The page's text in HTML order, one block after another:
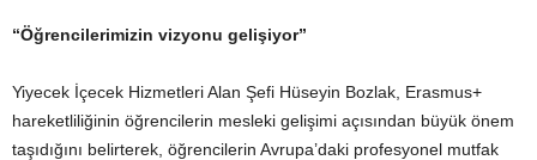
“Öğrencilerimizin vizyonu gelişiyor”
Yiyecek İçecek Hizmetleri Alan Şefi Hüseyin Bozlak, Erasmus+
hareketliliğinin öğrencilerin mesleki gelişimi açısından büyük önem
taşıdığını belirterek, öğrencilerin Avrupa’daki profesyonel mutfak